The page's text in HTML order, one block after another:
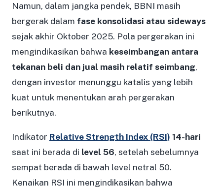
Namun, dalam jangka pendek, BBNI masih
bergerak dalam fase konsolidasi atau sideways
sejak akhir Oktober 2025. Pola pergerakan ini
mengindikasikan bahwa keseimbangan antara
tekanan beli dan jual masih relatif seimbang,
dengan investor menunggu katalis yang lebih
kuat untuk menentukan arah pergerakan
berikutnya.
Indikator Relative Strength Index (RSI) 14-hari
saat ini berada di level 56, setelah sebelumnya
sempat berada di bawah level netral 50.
Kenaikan RSI ini mengindikasikan bahwa